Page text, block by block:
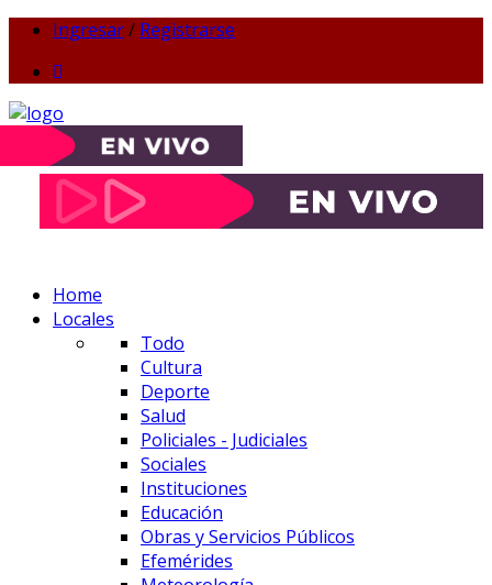
Ingresar/ Registrarse
Home
Locales
Todo
Cultura
Deporte
Salud
Policiales - Judiciales
Sociales
Instituciones
Educación
Obras y Servicios Públicos
Efemérides